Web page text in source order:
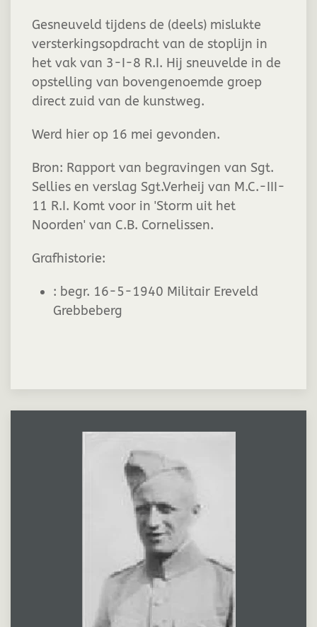
Gesneuveld tijdens de (deels) mislukte
versterkingsopdracht van de stoplijn in
het vak van 3-I-8 R.I. Hij sneuvelde in de
opstelling van bovengenoemde groep
direct zuid van de kunstweg.
Werd hier op 16 mei gevonden.
Bron: Rapport van begravingen van Sgt.
Sellies en verslag Sgt.Verheij van M.C.-III-
11 R.I. Komt voor in 'Storm uit het
Noorden' van C.B. Cornelissen.
Grafhistorie:
: begr. 16-5-1940 Militair Ereveld
Grebbeberg